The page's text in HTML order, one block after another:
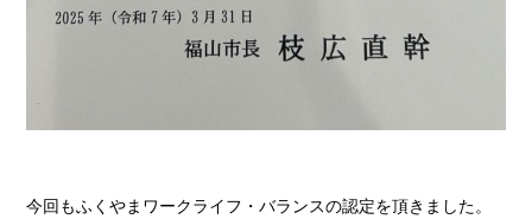
今回もふくやまワークライフ・バランスの認定を頂きました。